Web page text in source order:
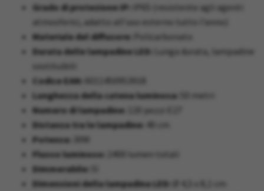
Grado di protezione IP:
IP65 (resistente agli agenti
atmosferici, adatto all’uso esterno tutto l’anno)
Materiale del diffusore:
Policarbonato
Durata delle lampadine LED:
Lunga durata, lampadine
sostituibili
Codice EAN:
6011450953918
Lunghezza della catena luminosa:
50 metri
Numero di lampadine:
120 pezzi E27
Distanza tra le lampadine: 40 cm
Potenza:
30W
Flusso luminoso:
2400 lumen totali
Dimmerabile:
Dimensioni della lampadina LED: